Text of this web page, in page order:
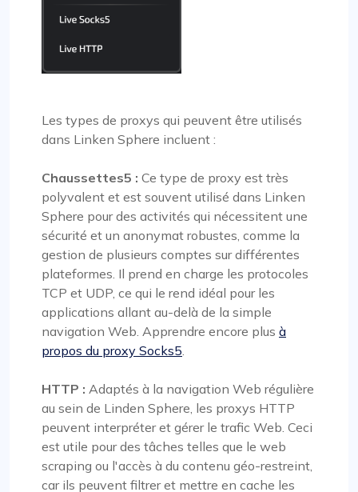
Les types de proxys qui peuvent être utilisés
dans Linken Sphere incluent :
Chaussettes5 : Ce type de proxy est très
polyvalent et est souvent utilisé dans Linken
Sphere pour des activités qui nécessitent une
sécurité et un anonymat robustes, comme la
gestion de plusieurs comptes sur différentes
plateformes. Il prend en charge les protocoles
TCP et UDP, ce qui le rend idéal pour les
applications allant au-delà de la simple
navigation Web. Apprendre encore plus à
propos du proxy Socks5.
HTTP : Adaptés à la navigation Web régulière
au sein de Linden Sphere, les proxys HTTP
peuvent interpréter et gérer le trafic Web. Ceci
est utile pour des tâches telles que le web
scraping ou l'accès à du contenu géo-restreint,
car ils peuvent filtrer et mettre en cache les